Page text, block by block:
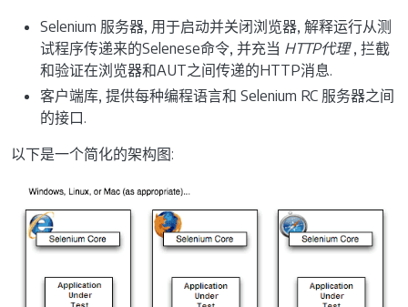
Selenium 服务器, 用于启动并关闭浏览器, 解释运行从测
试程序传递来的Selenese命令, 并充当 HTTP代理, 拦截
和验证在浏览器和AUT之间传递的HTTP消息.
客户端库, 提供每种编程语言和 Selenium RC 服务器之间
的接口.
以下是一个简化的架构图: